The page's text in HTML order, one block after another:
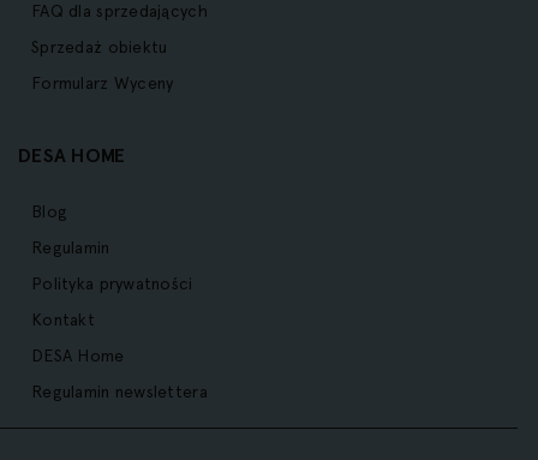
FAQ dla sprzedających
Sprzedaż obiektu
Formularz Wyceny
DESA HOME
Blog
Regulamin
Polityka prywatności
Kontakt
DESA Home
Regulamin newslettera